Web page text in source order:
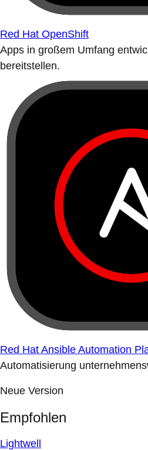
Red Hat OpenShift
Apps in großem Umfang
bereitstellen.
Red Hat Ansible Automation
Automatisierung
Neue Version
Empfohlen
Lightwell